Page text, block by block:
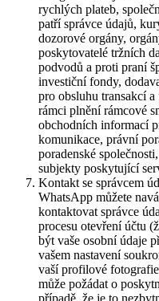
rychlých plateb,
patří správce údajů,
dozorové orgány,
poskytovatelé tržních
podvodů a proti praní
investiční fondy,
pro obsluhu transakcí
rámci plnění rámcové
obchodních informací
komunikace, právní
poradenské
subjekty poskytující
Kontakt se správcem
WhatsApp můžete
kontaktovat správce
procesu otevření účtu
být vaše osobní údaje
vašem nastavení
vaší profilové
může požádat o
případě, že je to